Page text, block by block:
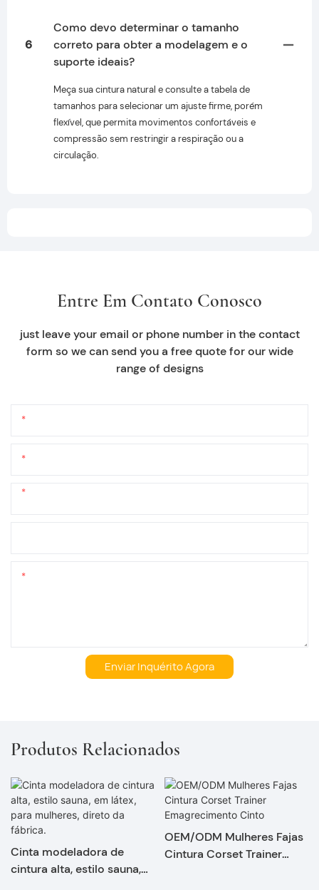
6
Como devo determinar o tamanho
correto para obter a modelagem e o
suporte ideais?
Meça sua cintura natural e consulte a tabela de
tamanhos para selecionar um ajuste firme, porém
flexível, que permita movimentos confortáveis ​​e
compressão sem restringir a respiração ou a
circulação.
Entre Em Contato Conosco
just leave your email or phone number in the contact
form so we can send you a free quote for our wide
range of designs
Enviar Inquérito Agora
Produtos Relacionados
Cinta modeladora de
cintura alta, estilo sauna,
OEM/ODM Mulheres Fajas
Cintura Corset Trainer